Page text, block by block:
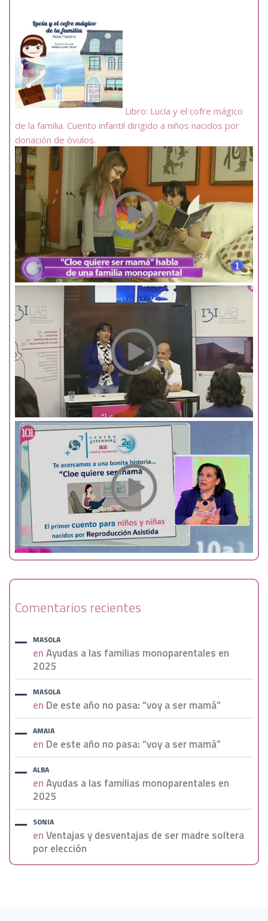
Libro: Lucía y el cofre mágico
de la familia. Cuento infantil dirigido a niños nacidos por
donación de óvulos.
Comentarios recientes
MASOLA
enAyudas a las familias monoparentales en
2025
MASOLA
en De este año no pasa: “voy a ser mamá”
AMAIA
en De este año no pasa: “voy a ser mamá”
ALBA
enAyudas a las familias monoparentales en
2025
SONIA
enVentajas y desventajas de ser madre soltera
por elección